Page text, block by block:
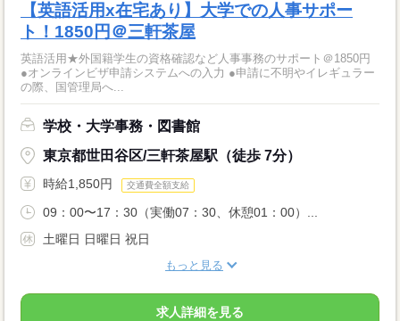
【英語活用x在宅あり】大学での人事サポー
ト！1850円＠三軒茶屋
英語活用★外国籍学生の資格確認など人事事務のサポート＠1850円
●オンラインビザ申請システムへの入力 ●申請に不明やイレギュラー
の際、国管理局へ...
学校・大学事務・図書館
東京都世田谷区/三軒茶屋駅（徒歩 7分）
時給1,850円 交通費全額支給
09：00〜17：30（実働07：30、休憩01：00）...
土曜日 日曜日 祝日
もっと見る
求人詳細を見る